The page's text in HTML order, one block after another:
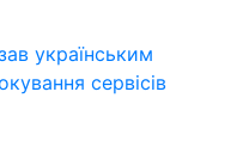
українським
сервісів